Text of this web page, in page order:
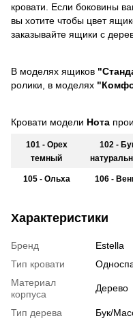
кровати. Если боковины
вы хотите чтобы цвет
заказывайте ящики с
В моделях ящиков
ролики, в моделях
Кровати модели Нота
101 - Орех
темный
102 -
105 - Ольха 106 -
Характеристики
Бренд
Estella
Тип кровати
Материал
корпуса
Дерево
Тип дерева
Бук/